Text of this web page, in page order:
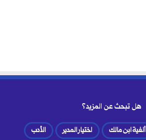
هل تبحث عن المزيد؟
ألفية ابن مالك اختيار المدير
الأدب